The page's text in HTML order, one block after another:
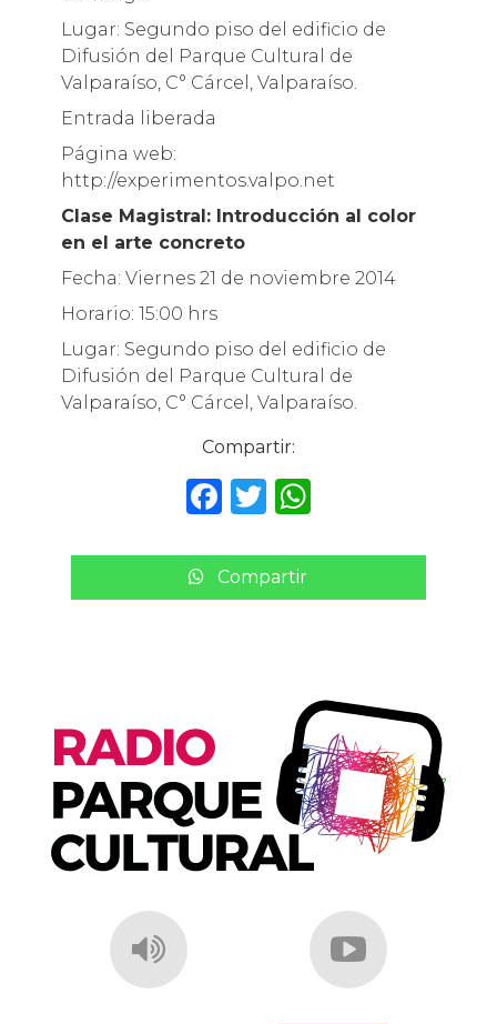
Lugar: Segundo piso del edificio de
Difusión del Parque Cultural de
Valparaíso, C° Cárcel, Valparaíso.
Entrada liberada
Página web:
http://experimentos.valpo.net
Clase Magistral: Introducción al color
en el arte concreto
Fecha: Viernes 21 de noviembre 2014
Horario: 15:00 hrs
Lugar: Segundo piso del edificio de
Difusión del Parque Cultural de
Valparaíso, C° Cárcel, Valparaíso.
Compartir:
F
c
e
T
it
te
W
a
ts
p
Compartir